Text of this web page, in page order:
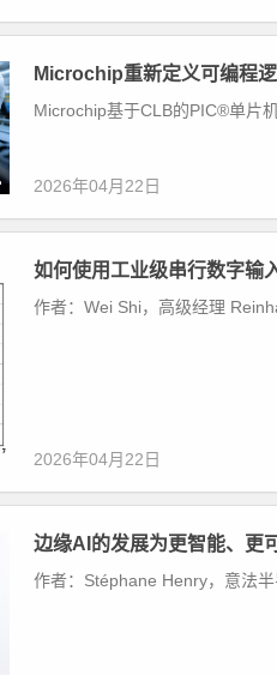
Microchip重新定义可编程
Microchip基于CLB的PIC®单片
2026年04月22日
如何使用工业级串行数字输
作者：Wei Shi，高级经理
2026年04月22日
边缘AI的发展为更智能、更
作者：Stéphane Henry，意法